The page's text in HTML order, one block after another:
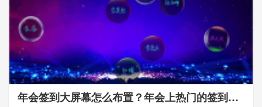
年会签到大屏幕怎么布置？年会上热门的签到方式_思讯互动